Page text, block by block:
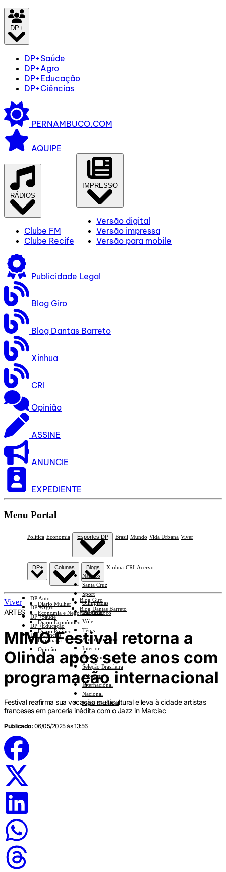
DP+
DP+Saúde
DP+Agro
DP+Educação
DP+Ciências
PERNAMBUCO.COM
AQUIPE
RÁDIOS
Clube FM
Clube Recife
IMPRESSO
Versão digital
Versão impressa
Versão para mobile
Publicidade Legal
Blog Giro
Blog Dantas Barreto
Xinhua
CRI
Opinião
ASSINE
ANUNCIE
EXPEDIENTE
Menu Portal
Política Economia Esportes DP
Náutico
Santa Cruz
Sport
Olimpíadas
Basquete
Vôlei
Tênis
Automobilismo
Interior
Feminino
Seleção Brasileira
E-Sports
Internacional
Nacional
Jogos Escolares
Brasil Mundo Vida Urbana Viver
DP+
DP Auto
DP +Agro
DP +Saúde
DP +Educação
DP +Ciências
Colunas
Diario Mulher
Economia e Negócios Em Foco
Diario Econômico
Diario Político
Esplanada
Opinião
Blogs
Blog Giro
Blog Dantas Barreto
Xinhua CRI Acervo
Viver
ARTES
MIMO Festival retorna a
Olinda após sete anos com
programação internacional
Festival reafirma sua vocação multicultural e leva à cidade artistas
franceses em parceria inédita com o Jazz in Marciac
Publicado: 06/05/2025 às 13:56